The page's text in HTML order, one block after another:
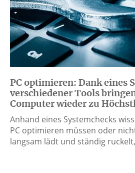
PC optimieren: Dank eines
verschiedener Tools
Computer wieder zu
Anhand eines Systemchecks
PC optimieren müssen oder
langsam lädt und ständig